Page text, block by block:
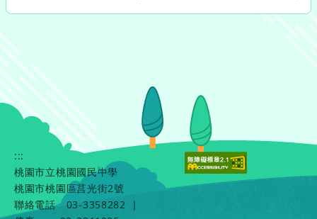
:::
桃園市立桃園國民中學
桃園市桃園區莒光街2號
聯絡電話
03-3358282
|